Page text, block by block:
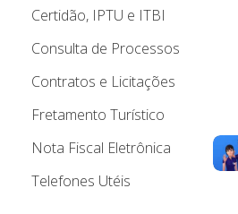
Certidão, IPTU e ITBI
Consulta de Processos
Contratos e Licitações
Fretamento Turístico
Nota Fiscal Eletrônica
Telefones Utéis